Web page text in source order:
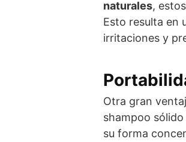
naturales,
Esto resulta en
irritaciones y
Otra gran
shampoo
su forma